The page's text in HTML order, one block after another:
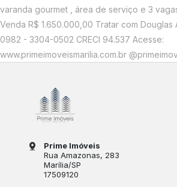
varanda gourmet , área de serviço e 3
Venda R$ 1.650.000,00 Tratar com
0982 - 3304-0502 CRECI 94.537 Acesse:
www.primeimoveismarilia.com.br
Prime Imóveis
Rua Amazonas, 283
Marília/SP
17509120